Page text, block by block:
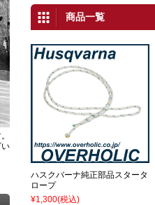
商品一覧
ハスクバーナ純正部品スタータ
ロープ
¥1,300(税込)